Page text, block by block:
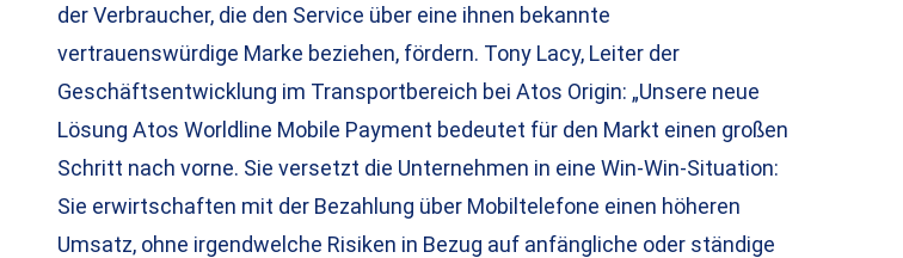
der Verbraucher, die den Service über eine ihnen bekannte
vertrauenswürdige Marke beziehen, fördern. Tony Lacy, Leiter der
Geschäftsentwicklung im Transportbereich bei Atos Origin: „Unsere neue
Lösung Atos Worldline Mobile Payment bedeutet für den Markt einen großen
Schritt nach vorne. Sie versetzt die Unternehmen in eine Win-Win-Situation:
Sie erwirtschaften mit der Bezahlung über Mobiltelefone einen höheren
Umsatz, ohne irgendwelche Risiken in Bezug auf anfängliche oder ständige